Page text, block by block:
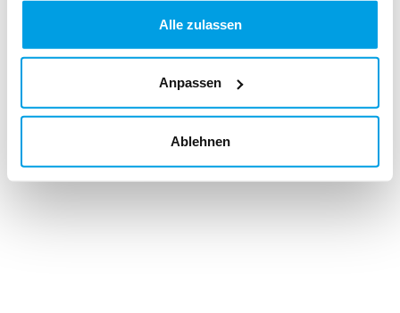
Alle zulassen
Anpassen
Ablehnen